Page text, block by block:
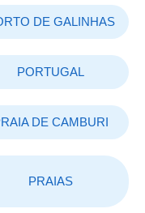
DE GALINHAS
PORTUGAL
DE CAMBURI
PRAIAS